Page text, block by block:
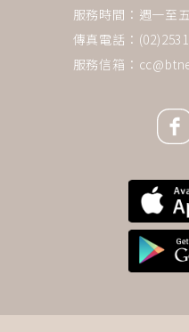
下一則
服務時間：週一至
傳真電話：
服務信箱：